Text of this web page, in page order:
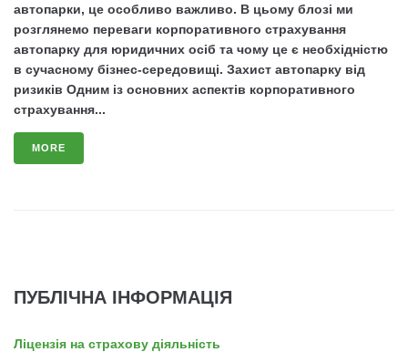
автопарки, це особливо важливо. В цьому блозі ми
розглянемо переваги корпоративного страхування
автопарку для юридичних осіб та чому це є необхідністю
в сучасному бізнес-середовищі. Захист автопарку від
ризиків Одним із основних аспектів корпоративного
страхування...
MORE
ПУБЛІЧНА ІНФОРМАЦІЯ
Ліцензія на страхову діяльність